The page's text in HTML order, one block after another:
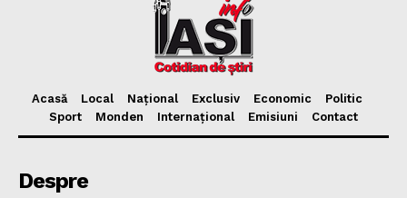
Acasă Local Național Exclusiv Economic
Politic
Sport
Monden Internațional Emisiuni Contact
Despre